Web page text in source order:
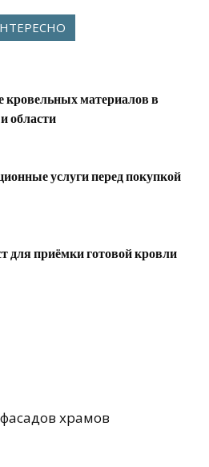
кровельных материалов в
области
услуги перед покупкой
для приёмки готовой кровли
храмов